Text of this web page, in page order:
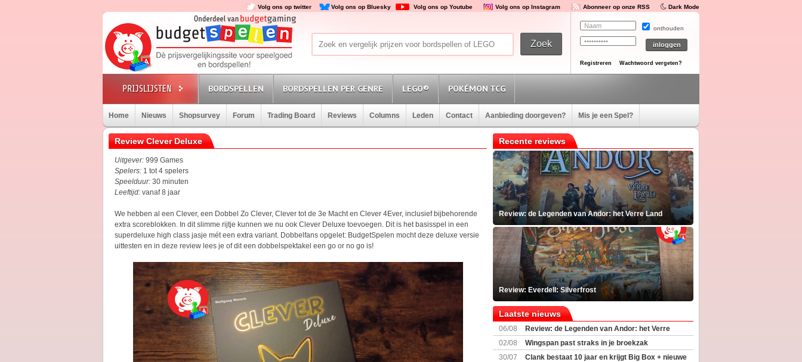
Volg ons op twitter Volg ons op Bluesky Volg ons op Youtube Volg ons op Instagram Abonneer op onze RSS Dark Mode
onthouden
Registreren Wachtwoord vergeten?
BORDSPELLEN BORDSPELLEN PER GENRE LEGO® POKÉMON TCG
Home Nieuws Shopsurvey Forum Trading Board Reviews Columns Leden Contact Aanbieding doorgeven? Mis je een Spel?
Review Clever Deluxe
Uitgever: 999 Games
Spelers: 1 tot 4 spelers
Speelduur: 30 minuten
Leeftijd: vanaf 8 jaar
We hebben al een Clever, een Dobbel Zo Clever, Clever tot de 3e Macht en Clever 4Ever, inclusief bijbehorende
extra scoreblokken. In dit slimme rijtje kunnen we nu ook Clever Deluxe toevoegen. Dit is het basisspel in een
superdeluxe high class jasje mét een extra variant. Dobbelfans opgelet: BudgetSpelen mocht deze deluxe versie
uittesten en in deze review lees je of dit een dobbelspektakel een go or no go is!
Recente reviews
Review: de Legenden van Andor: het Verre Land
Review: Everdell: Silverfrost
Laatste nieuws
06/08
Review: de Legenden van Andor: het Verre
Land
02/08
Wingspan past straks in je broekzak
30/07
Clank bestaat 10 jaar en krijgt Big Box + nieuwe